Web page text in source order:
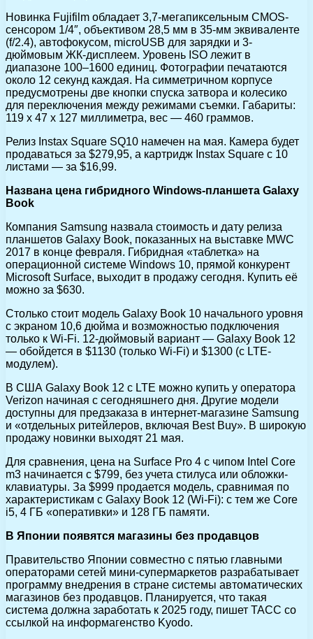
Новинка Fujifilm обладает 3,7-мегапиксельным CMOS-
сенсором 1/4″, объективом 28,5 мм в 35-мм эквиваленте
(f/2.4), автофокусом, microUSB для зарядки и 3-
дюймовым ЖК-дисплеем. Уровень ISO лежит в
диапазоне 100–1600 единиц. Фотографии печатаются
около 12 секунд каждая. На симметричном корпусе
предусмотрены две кнопки спуска затвора и колесико
для переключения между режимами съемки. Габариты:
119 x 47 x 127 миллиметра, вес — 460 граммов.
Релиз Instax Square SQ10 намечен на мая. Камера будет
продаваться за $279,95, а картридж Instax Square с 10
листами — за $16,99.
Названа цена гибридного Windows-планшета Galaxy
Book
Компания Samsung назвала стоимость и дату релиза
планшетов Galaxy Book, показанных на выставке MWC
2017 в конце февраля. Гибридная «таблетка» на
операционной системе Windows 10, прямой конкурент
Microsoft Surface, выходит в продажу сегодня. Купить её
можно за $630.
Столько стоит модель Galaxy Book 10 начального уровня
с экраном 10,6 дюйма и возможностью подключения
только к Wi-Fi. 12-дюймовый вариант — Galaxy Book 12
— обойдется в $1130 (только Wi-Fi) и $1300 (с LTE-
модулем).
В США Galaxy Book 12 с LTE можно купить у оператора
Verizon начиная с сегодняшнего дня. Другие модели
доступны для предзаказа в интернет-магазине Samsung
и «отдельных ритейлеров, включая Best Buy». В широкую
продажу новинки выходят 21 мая.
Для сравнения, цена на Surface Pro 4 с чипом Intel Core
m3 начинается с $799, без учета стилуса или обложки-
клавиатуры. За $999 продается модель, сравнимая по
характеристикам с Galaxy Book 12 (Wi-Fi): с тем же Core
i5, 4 ГБ «оперативки» и 128 ГБ памяти.
В Японии появятся магазины без продавцов
Правительство Японии совместно с пятью главными
операторами сетей мини-супермаркетов разрабатывает
программу внедрения в стране системы автоматических
магазинов без продавцов. Планируется, что такая
система должна заработать к 2025 году, пишет ТАСС со
ссылкой на информагенство Kyodo.